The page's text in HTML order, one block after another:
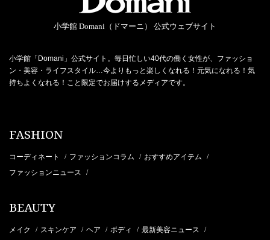
小学館 Domani（ドマーニ） 公式ウェブサイト
小学館「Domani」公式サイト。毎日忙しい40代の働く女性が、ファッショ
ン・美容・ライフスタイル…今よりもっと楽しくなれる！元気になれる！気
持ちよくなれる！こと限定でお届けするメディアです。
FASHION
コーディネート / ファッションコラム / おすすめアイテム /
ファッションニュース /
BEAUTY
メイク / スキンケア / ヘア / ボディ / 最新美容ニュース /